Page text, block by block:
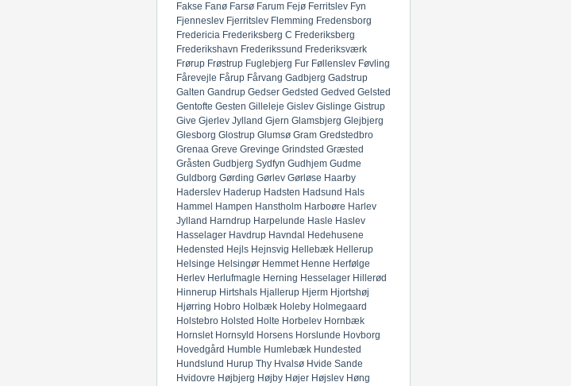
Fakse Fanø Farsø Farum Fejø Ferritslev Fyn
Fjenneslev Fjerritslev Flemming Fredensborg
Fredericia Frederiksberg C Frederiksberg
Frederikshavn Frederikssund Frederiksværk
Frørup Frøstrup Fuglebjerg Fur Føllenslev Føvling
Fårevejle Fårup Fårvang Gadbjerg Gadstrup
Galten Gandrup Gedser Gedsted Gedved Gelsted
Gentofte Gesten Gilleleje Gislev Gislinge Gistrup
Give Gjerlev Jylland Gjern Glamsbjerg Glejbjerg
Glesborg Glostrup Glumsø Gram Gredstedbro
Grenaa Greve Grevinge Grindsted Græsted
Gråsten Gudbjerg Sydfyn Gudhjem Gudme
Guldborg Gørding Gørlev Gørløse Haarby
Haderslev Haderup Hadsten Hadsund Hals
Hammel
Hampen Hanstholm Harboøre Harlev
Jylland Harndrup Harpelunde Hasle Haslev
Hasselager Havdrup Havndal Hedehusene
Hedensted Hejls Hejnsvig Hellebæk Hellerup
Helsinge Helsingør Hemmet Henne Herfølge
Herlev Herlufmagle Herning Hesselager Hillerød
Hinnerup Hirtshals Hjallerup Hjerm Hjortshøj
Hjørring Hobro Holbæk Holeby Holmegaard
Holstebro Holsted Holte Horbelev Hornbæk
Hornslet Hornsyld Horsens Horslunde Hovborg
Hovedgård Humble Humlebæk Hundested
Hundslund Hurup Thy Hvalsø Hvide Sande
Hvidovre Højbjerg Højby Højer Højslev Høng